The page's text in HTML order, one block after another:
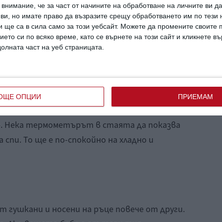
че за част от начините на обработване на личните ви
ви, но имате право да възразите срещу обработването им по тези
ще са в сила само за този уебсайт. Можете да промените своите
си по всяко време, като се върнете на този сайт и кликнете
част на уеб страницата.
ОПЦИИ ПРИЕМАМ
от претоплянето.Има едно правило – ако
да е с един слой дрехи повече – блузка и
проверите дали му е топло, като го
крачетата не е показател дали на
Нека термометърът в стаята да показва
спи. То ще е по-спокойно на хладно и
гушкани и носени на ръце повече от други.